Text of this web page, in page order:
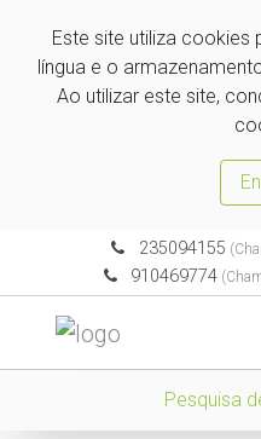
Este site utiliza cookies
língua e o
Ao utilizar este site,
235094155
910469774
Pesquisa